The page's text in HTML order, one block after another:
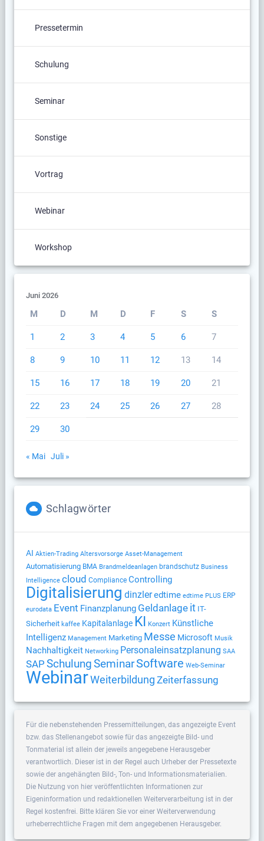
Pressetermin
Schulung
Seminar
Sonstige
Vortrag
Webinar
Workshop
Juni 2026
M D M D F S S
1 2 3 4 5 6 7
8 9 10 11 12 13 14
15 16 17 18 19 20 21
22 23 24 25 26 27 28
29 30
« Mai Juli »
Schlagwörter
AI Aktien-Trading Altersvorsorge Asset-Management
Automatisierung BMA Brandmeldeanlagen brandschutz Business
Intelligence cloud Compliance Controlling
Digitalisierung dinzleredtime edtime PLUS ERP
eurodata Event Finanzplanung Geldanlage it IT-
Sicherheit kaffee Kapitalanlage KI Konzert Künstliche
Intelligenz Management Marketing Messe Microsoft Musik
Nachhaltigkeit Networking Personaleinsatzplanung SAA
SAP SchulungSeminarSoftware Web-Seminar
WebinarWeiterbildung Zeiterfassung
Für die nebenstehenden Pressemitteilungen, das angezeigte Event
bzw. das Stellenangebot sowie für das angezeigte Bild- und
Tonmaterial ist allein der jeweils angegebene Herausgeber
verantwortlich. Dieser ist in der Regel auch Urheber der Pressetexte
sowie der angehängten Bild-, Ton- und Informationsmaterialien.
Die Nutzung von hier veröffentlichten Informationen zur
Eigeninformation und redaktionellen Weiterverarbeitung ist in der
Regel kostenfrei. Bitte klären Sie vor einer Weiterverwendung
urheberrechtliche Fragen mit dem angegebenen Herausgeber.